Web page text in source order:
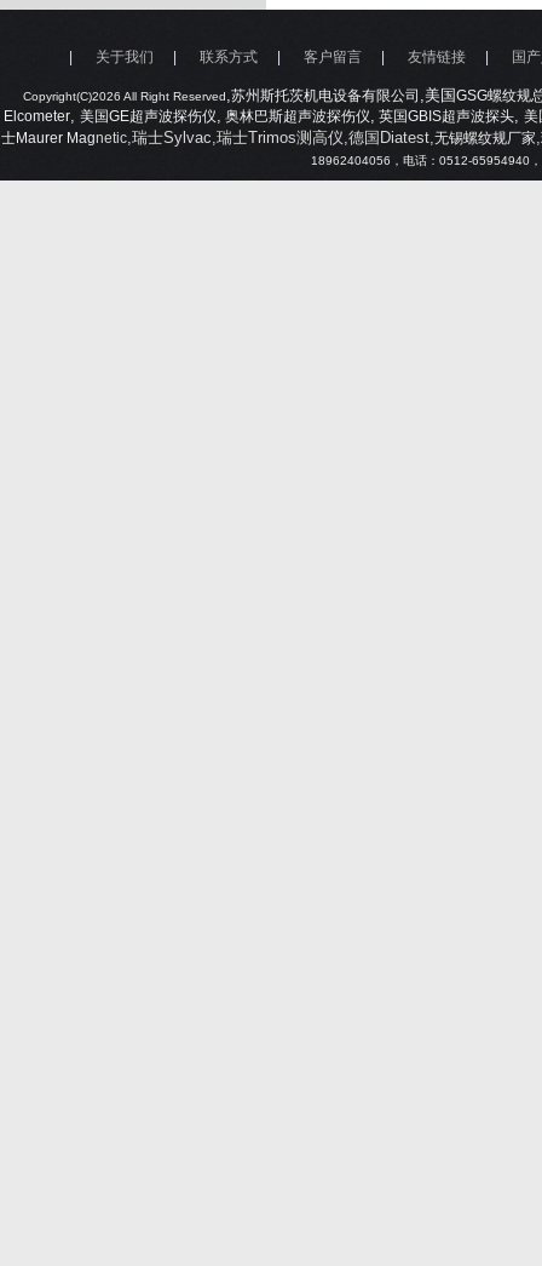
Copyright(C)2026 All Right Reserved,苏州斯托茨机电设备有限公司 ,美国GSG螺纹规
Elcometer, 美国GE超声波探伤仪, 奥林巴斯超声波探伤仪, 英国GBIS超声波探头, 美
士Maurer Magnetic,瑞士Sylvac,瑞士Trimos测高仪,德国Diatest,无锡螺纹规厂家,
18962404056 ，电话：0512-65954940
关于我们 联系方式 客户留言 友情链接 国